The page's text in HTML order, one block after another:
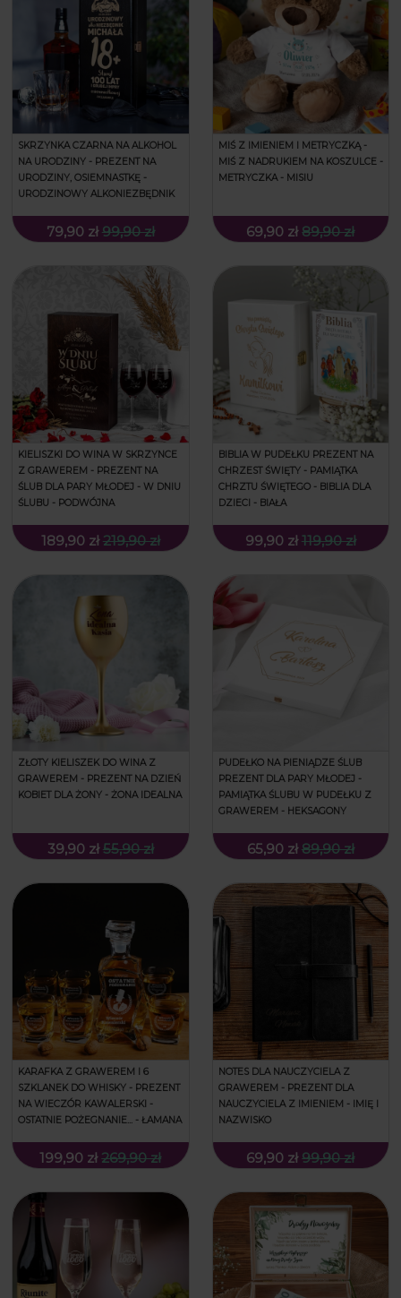
SKRZYNKA CZARNA NA ALKOHOL
NA URODZINY - PREZENT NA
URODZINY, OSIEMNASTKĘ -
URODZINOWY ALKONIEZBĘDNIK
79,90 zł 99,90 zł
MIŚ Z IMIENIEM I METRYCZKĄ -
MIŚ Z NADRUKIEM NA KOSZULCE -
METRYCZKA - MISIU
69,90 zł 89,90 zł
KIELISZKI DO WINA W SKRZYNCE
Z GRAWEREM - PREZENT NA
ŚLUB DLA PARY MŁODEJ - W DNIU
ŚLUBU - PODWÓJNA
189,90 zł 219,90 zł
BIBLIA W PUDEŁKU PREZENT NA
CHRZEST ŚWIĘTY - PAMIĄTKA
CHRZTU ŚWIĘTEGO - BIBLIA DLA
DZIECI - BIAŁA
99,90 zł 119,90 zł
ZŁOTY KIELISZEK DO WINA Z
GRAWEREM - PREZENT NA DZIEŃ
KOBIET DLA ŻONY - ŻONA IDEALNA
39,90 zł 55,90 zł
PUDEŁKO NA PIENIĄDZE ŚLUB
PREZENT DLA PARY MŁODEJ -
PAMIĄTKA ŚLUBU W PUDEŁKU Z
GRAWEREM - HEKSAGONY
65,90 zł 89,90 zł
KARAFKA Z GRAWEREM I 6
SZKLANEK DO WHISKY - PREZENT
NA WIECZÓR KAWALERSKI -
OSTATNIE POŻEGNANIE... - ŁAMANA
199,90 zł 269,90 zł
NOTES DLA NAUCZYCIELA Z
GRAWEREM - PREZENT DLA
NAUCZYCIELA Z IMIENIEM - IMIĘ I
NAZWISKO
69,90 zł 99,90 zł